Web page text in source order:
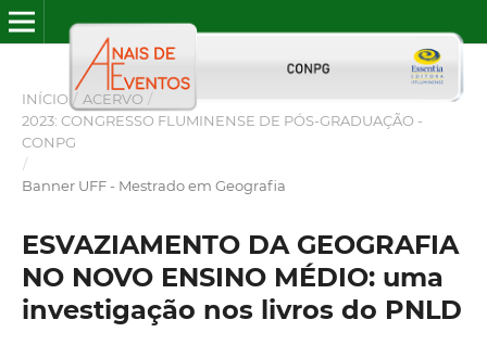
INÍCIO / ACERVO /
2023: CONGRESSO FLUMINENSE DE PÓS-GRADUAÇÃO -
CONPG
/
Banner UFF - Mestrado em Geografia
ESVAZIAMENTO DA GEOGRAFIA
NO NOVO ENSINO MÉDIO: uma
investigação nos livros do PNLD